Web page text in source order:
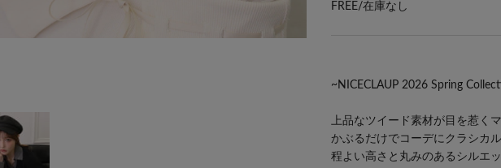
FREE/在庫なし
~NICECLAUP 2026 Spring
上品なツイード素材が目を惹く
かぶるだけでコーデにクラシカ
程よい高さと丸みのあるシルエ